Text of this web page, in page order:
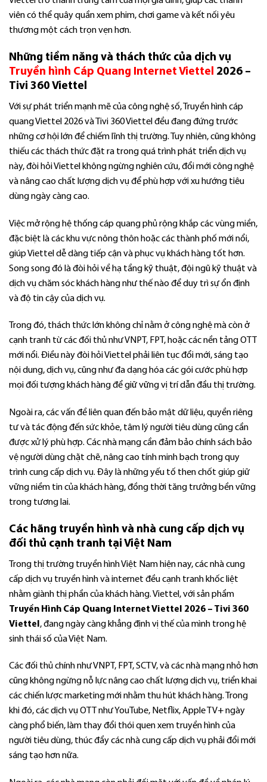
viên có thể quây quần xem phim, chơi game và kết nối yêu
thương một cách trọn vẹn hơn.
Những tiềm năng và thách thức của dịch vụ
Truyền hình Cáp Quang Internet Viettel 2026 –
Tivi 360 Viettel
Với sự phát triển mạnh mẽ của công nghệ số, Truyền hình cáp
quang Viettel 2026 và Tivi 360 Viettel đều đang đứng trước
những cơ hội lớn để chiếm lĩnh thị trường. Tuy nhiên, cũng không
thiếu các thách thức đặt ra trong quá trình phát triển dịch vụ
này, đòi hỏi Viettel không ngừng nghiên cứu, đổi mới công nghệ
và nâng cao chất lượng dịch vụ để phù hợp với xu hướng tiêu
dùng ngày càng cao.
Việc mở rộng hệ thống cáp quang phủ rộng khắp các vùng miền,
đặc biệt là các khu vực nông thôn hoặc các thành phố mới nổi,
giúp Viettel dễ dàng tiếp cận và phục vụ khách hàng tốt hơn.
Song song đó là đòi hỏi về hạ tầng kỹ thuật, đội ngũ kỹ thuật và
dịch vụ chăm sóc khách hàng như thế nào để duy trì sự ổn định
và độ tin cậy của dịch vụ.
Trong đó, thách thức lớn không chỉ nằm ở công nghệ mà còn ở
cạnh tranh từ các đối thủ như VNPT, FPT, hoặc các nền tảng OTT
mới nổi. Điều này đòi hỏi Viettel phải liên tục đổi mới, sáng tạo
nội dung, dịch vụ, cũng như đa dạng hóa các gói cước phù hợp
mọi đối tượng khách hàng để giữ vững vị trí dẫn đầu thị trường.
Ngoài ra, các vấn đề liên quan đến bảo mật dữ liệu, quyền riêng
tư và tác động đến sức khỏe, tâm lý người tiêu dùng cũng cần
được xử lý phù hợp. Các nhà mạng cần đảm bảo chính sách bảo
vệ người dùng chặt chẽ, nâng cao tính minh bạch trong quy
trình cung cấp dịch vụ. Đây là những yếu tố then chốt giúp giữ
vững niềm tin của khách hàng, đồng thời tăng trưởng bền vững
trong tương lai.
Các hãng truyền hình và nhà cung cấp dịch vụ
đối thủ cạnh tranh tại Việt Nam
Trong thị trường truyền hình Việt Nam hiện nay, các nhà cung
cấp dịch vụ truyền hình và internet đều cạnh tranh khốc liệt
nhằm giành thị phần của khách hàng. Viettel, với sản phẩm
Truyền Hình Cáp Quang Internet Viettel 2026 – Tivi 360
Viettel ,đang ngày càng khẳng định vị thế của mình trong hệ
sinh thái số của Việt Nam.
Các đối thủ chính như VNPT, FPT, SCTV, và các nhà mạng nhỏ hơn
cũng không ngừng nỗ lực nâng cao chất lượng dịch vụ, triển khai
các chiến lược marketing mới nhằm thu hút khách hàng. Trong
khi đó, các dịch vụ OTT như YouTube, Netflix, Apple TV+ ngày
càng phổ biến, làm thay đổi thói quen xem truyền hình của
người tiêu dùng, thúc đẩy các nhà cung cấp dịch vụ phải đổi mới
sáng tạo hơn nữa.